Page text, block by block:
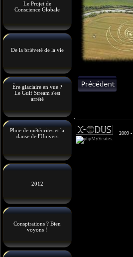
Le Projet de
Conscience Globale
De la brièveté de la vie
Ère glaciaire en vue ?
Le Gulf Stream s'est
arrêté
Pluie de météorites et la
danse de l'Univers
2012
Conspirations ? Bien
voyons !
2009 -